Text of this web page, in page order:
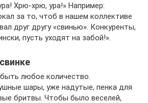
Хрю-хрю, ура!» Например:
за то, чтоб в нашем коллективе
друг другу «свинью». Конкуренты,
пусть уходят на забой!».
любое количество.
шары, уже надутые, пенка для
бритвы. Чтобы было веселей,